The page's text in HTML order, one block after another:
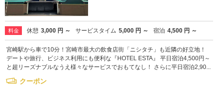
料金 休憩 3,000 円 ～ サービスタイム 5,000 円 ～ 宿泊 4,500 円 ～
宮崎駅から車で10分！宮崎市最大の飲食店街「ニシタチ」も近隣の好立地！
デートや旅行、ビジネス利用にも便利な『HOTEL ESTA』 平日宿泊4,500円～
と超リーズナブルなうえ様々なサービスでおもてなし！ さらに平日宿泊2,90...
クーポン